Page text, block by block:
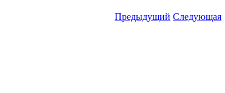
Предыдущий Следующая